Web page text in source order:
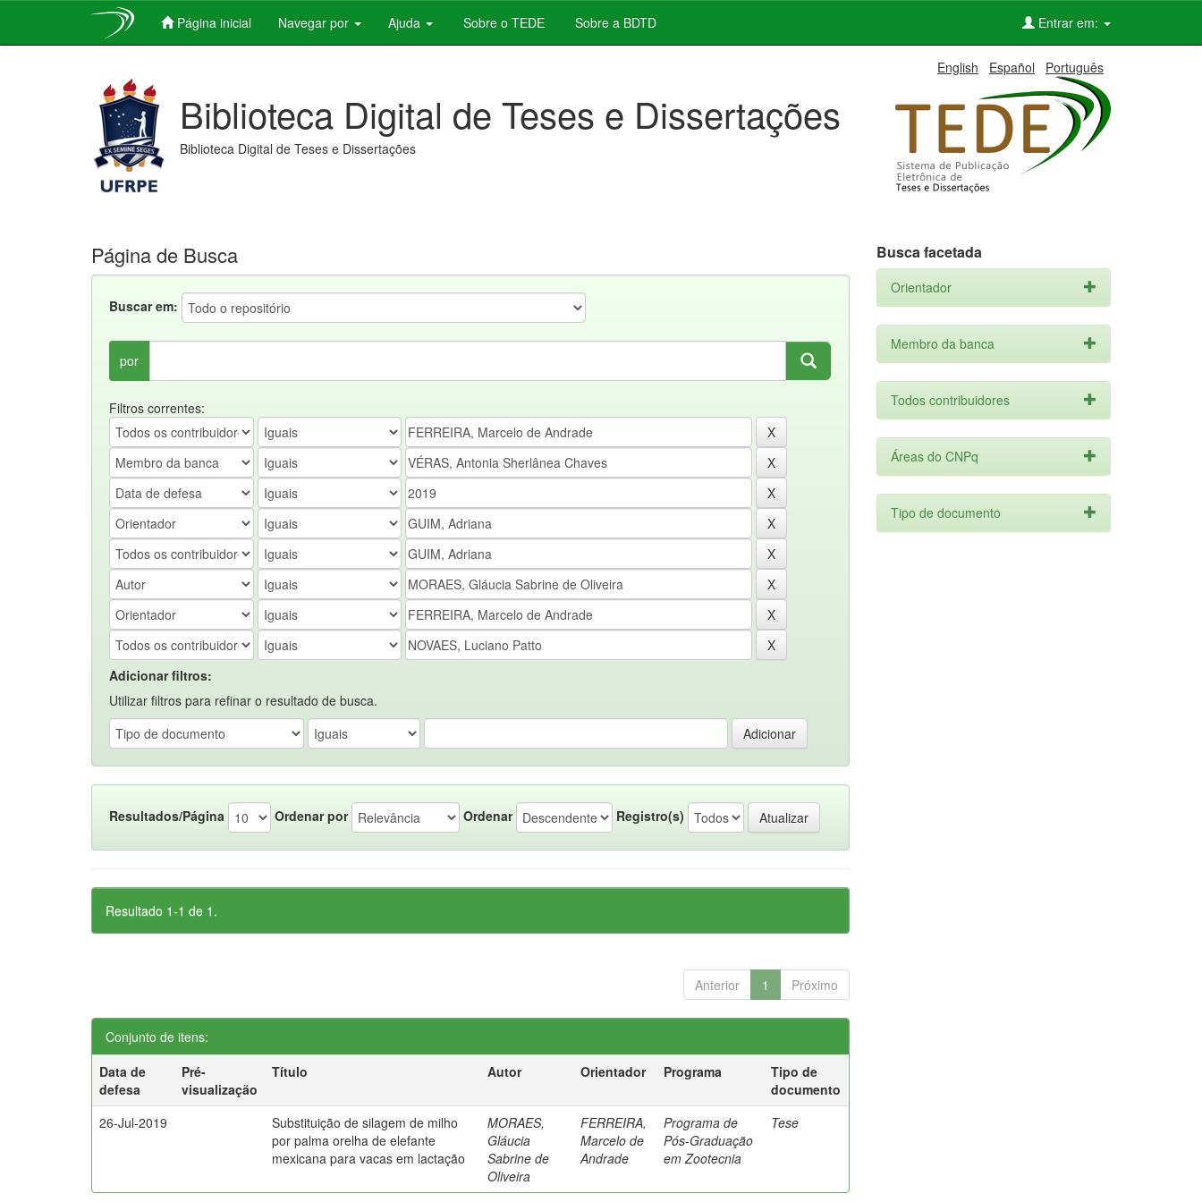
Página inicial Navegar por Ajuda Sobre o TEDE Sobre a BDTD Entrar em:
English Español Português
Biblioteca Digital de Teses e Dissertações
Biblioteca Digital de Teses e Dissertações
Página de Busca
Buscar em:
por
Filtros correntes:
Adicionar filtros:
Utilizar filtros para refinar o resultado de busca.
Resultados/Página Ordenar por Ordenar Registro(s)
Resultado 1-1 de 1.
Anterior 1 Próximo
Conjunto de itens:
Data de
defesa
Pré-
visualização
Título Autor Orientador Programa
Tipo de
documento
26-Jul-2019
Substituição de silagem de milho
por palma orelha de elefante
mexicana para vacas em lactação
MORAES,
Gláucia
Sabrine de
Oliveira
FERREIRA,
Marcelo de
Andrade
Programa de
Pós-Graduação
em Zootecnia
Tese
Busca facetada
Orientador
Membro da banca
Todos contribuidores
Áreas do CNPq
Tipo de documento